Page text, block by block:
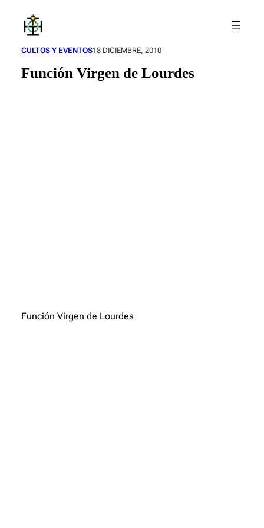
contenido
CULTOS Y EVENTOS18 DICIEMBRE, 2010
Función Virgen de Lourdes
Función Virgen de Lourdes